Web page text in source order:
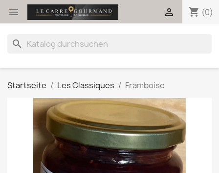
 shopping_cart (0)

search
Startseite Les Classiques Framboise